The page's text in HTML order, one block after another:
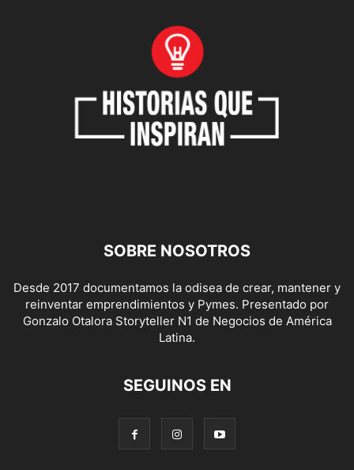
SOBRE NOSOTROS
Desde 2017 documentamos la odisea de crear, mantener y
reinventar emprendimientos y Pymes. Presentado por
Gonzalo Otalora Storyteller N1 de Negocios de América
Latina.
SEGUINOS EN